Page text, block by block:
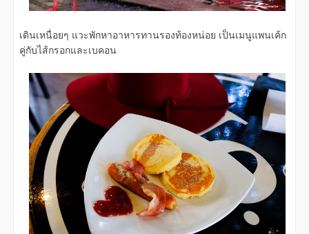
เดินเหนื่อยๆ แวะพักหาอาหารทานรองท้องหน่อย เป็นเมนูแพนเค้ก
คู่กับไส้กรอกและเบคอน